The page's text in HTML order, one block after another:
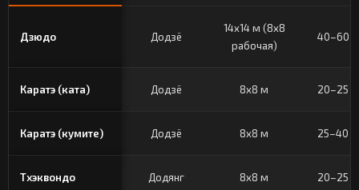
Дзюдо Додзё
14x14 м (8x8
рабочая)
40–60
Каратэ (ката) Додзё 8x8 м 20–25
Каратэ (кумите) Додзё 8x8 м 25–40
Тхэквондо Додянг 8x8 м 20–25